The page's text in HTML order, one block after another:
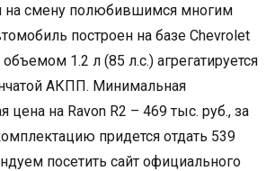
на смену полюбившимся многим
построен на базе Chevrolet
1.2 л (85 л.с.) агрегатируется
АКПП. Минимальная
цена на Ravon R2 – 469 тыс. руб., за
придется отдать 539
посетить сайт официального